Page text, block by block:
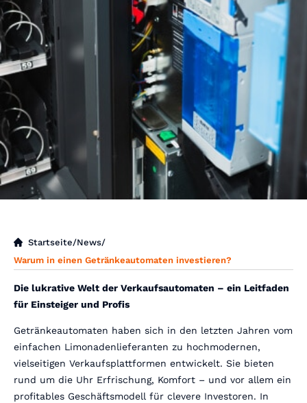
Startseite/News/
Warum in einen Getränkeautomaten investieren?
Die lukrative Welt der Verkaufsautomaten – ein Leitfaden
für Einsteiger und Profis
Getränkeautomaten haben sich in den letzten Jahren vom
einfachen Limonadenlieferanten zu hochmodernen,
vielseitigen Verkaufsplattformen entwickelt. Sie bieten
rund um die Uhr Erfrischung, Komfort – und vor allem ein
profitables Geschäftsmodell für clevere Investoren. In